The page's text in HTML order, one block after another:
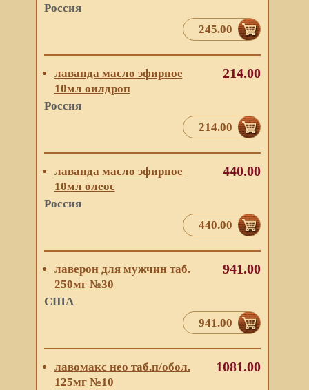
Россия
245.00
лаванда масло эфирное
10мл оилдроп
Россия
214.00
214.00
лаванда масло эфирное
10мл олеос
Россия
440.00
440.00
лаверон для мужчин таб.
250мг №30
США
941.00
941.00
лавомакс нео таб.п/обол.
125мг №10
1081.00